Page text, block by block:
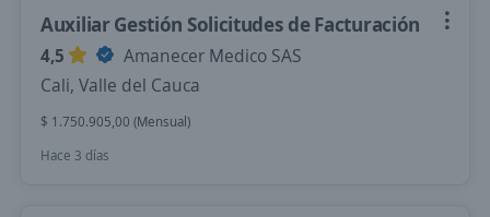
Auxiliar Gestión Solicitudes de Facturación
4,5
Amanecer Medico SAS
Cali, Valle del Cauca
$ 1.750.905,00 (Mensual)
Hace 3 días